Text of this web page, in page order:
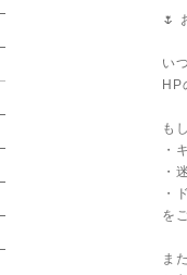
🌷
い
HP
も
・
・
・
を
ま